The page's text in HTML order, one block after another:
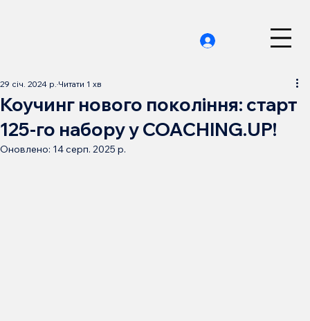
Коучинг нового покоління: старт
125-го набору у COACHING.UP!
29 січ. 2024 р. Читати 1 хв
Оновлено: 14 серп. 2025 р.